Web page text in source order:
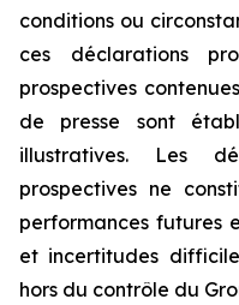
conditions ou
ces déclarations
prospectives
de presse sont
illustratives. Les
prospectives ne
performances futures
et incertitudes
hors du contrôle du